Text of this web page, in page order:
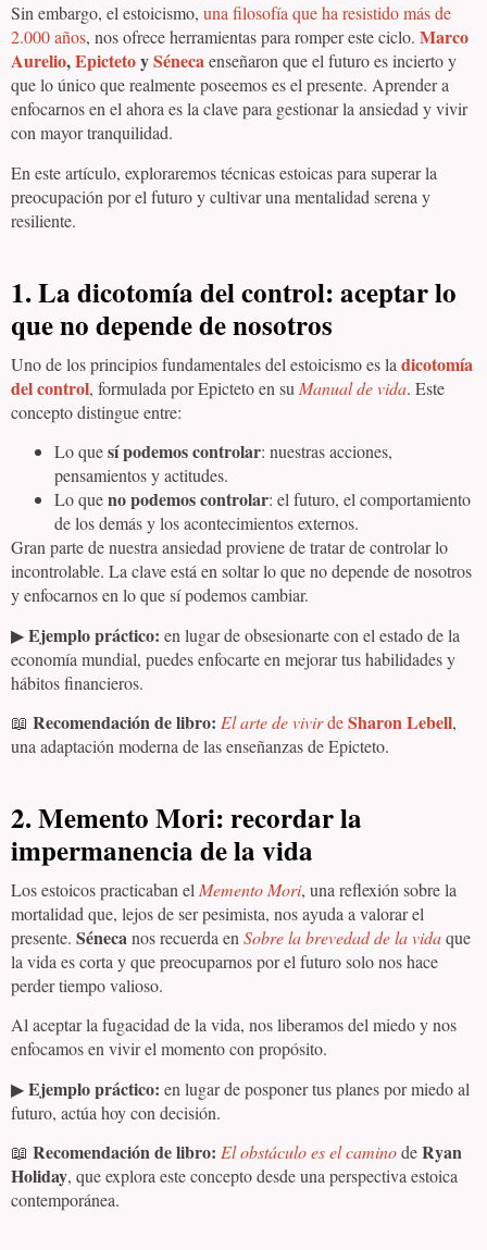
Sin embargo, el estoicismo, una filosofía que ha resistido más de
2.000 años, nos ofrece herramientas para romper este ciclo. Marco
Aurelio,EpictetoySénecaenseñaron que el futuro es incierto y
que lo único que realmente poseemos es el presente. Aprender a
enfocarnos en el ahora es la clave para gestionar la ansiedad y vivir
con mayor tranquilidad.
En este artículo, exploraremos técnicas estoicas para superar la
preocupación por el futuro y cultivar una mentalidad serena y
resiliente.
1. La dicotomía del control: aceptar lo
que no depende de nosotros
Uno de los principios fundamentales del estoicismo es la dicotomía
del control, formulada por Epicteto en su Manual de vida. Este
concepto distingue entre:
Lo quesí podemos controlar: nuestras acciones,
pensamientos y actitudes.
Lo queno podemos controlar: el futuro, el comportamiento
de los demás y los acontecimientos externos.
Gran parte de nuestra ansiedad proviene de tratar de controlar lo
incontrolable. La clave está en soltar lo que no depende de nosotros
y enfocarnos en lo que sí podemos cambiar.
▶Ejemplo práctico: en lugar de obsesionarte con el estado de la
economía mundial, puedes enfocarte en mejorar tus habilidades y
hábitos financieros.
📖 Recomendación de libro: El arte de vivirdeSharon Lebell,
una adaptación moderna de las enseñanzas de Epicteto.
2. Memento Mori: recordar la
impermanencia de la vida
Los estoicos practicaban el Memento Mori, una reflexión sobre la
mortalidad que, lejos de ser pesimista, nos ayuda a valorar el
presente. Sénecanos recuerda en Sobre la brevedad de la vidaque
la vida es corta y que preocuparnos por el futuro solo nos hace
perder tiempo valioso.
Al aceptar la fugacidad de la vida, nos liberamos del miedo y nos
enfocamos en vivir el momento con propósito.
▶Ejemplo práctico: en lugar de posponer tus planes por miedo al
futuro, actúa hoy con decisión.
📖 Recomendación de libro: El obstáculo es el caminodeRyan
Holiday, que explora este concepto desde una perspectiva estoica
contemporánea.